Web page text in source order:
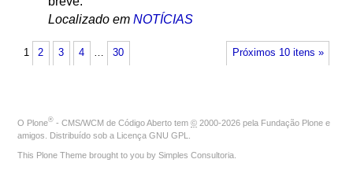
Localizado em NOTÍCIAS
Próximos 10 itens »
1 2 3 4 … 30
O Plone® - CMS/WCM de Código Aberto tem © 2000-2026 pela Fundação Plone e
amigos. Distribuído sob a Licença GNU GPL
This Plone Theme brought to you by Simples Consultoria